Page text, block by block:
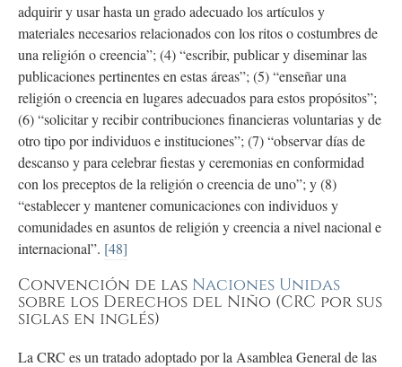
adquirir y usar hasta un grado adecuado los artículos y
materiales necesarios relacionados con los ritos o costumbres de
una religión o creencia”; (4) “escribir, publicar y diseminar las
publicaciones pertinentes en estas áreas”; (5) “enseñar una
religión o creencia en lugares adecuados para estos propósitos”;
(6) “solicitar y recibir contribuciones financieras voluntarias y de
otro tipo por individuos e instituciones”; (7) “observar días de
descanso y para celebrar fiestas y ceremonias en conformidad
con los preceptos de la religión o creencia de uno”; y (8)
“establecer y mantener comunicaciones con individuos y
comunidades en asuntos de religión y creencia a nivel nacional e
internacional”. [48]
Convención de las Naciones Unidas
sobre los Derechos del Niño (CRC por sus
siglas en inglés)
La CRC es un tratado adoptado por la Asamblea General de las